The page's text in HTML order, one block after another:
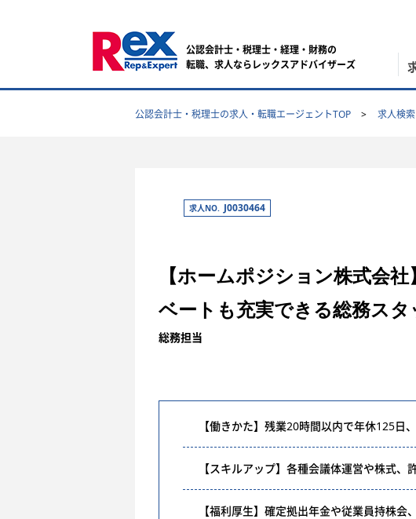
公認会計士・税理士・経理・財務の
転職、求人ならレックスアドバイザーズ
公認会計士・税理士の求人・転職エージェントTOP 求人検索
求人NO. J0030464
【ホームポジション株式会
ベートも充実できる総務スタ
総務担当
【働きかた】残業20時間以内で年休125日
【スキルアップ】各種会議体運営や株式、
【福利厚生】確定拠出年金や従業員持株会